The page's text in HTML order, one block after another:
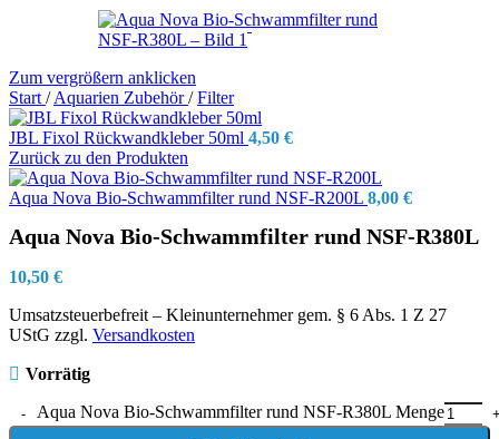
Zum vergrößern anklicken
Start / Aquarien Zubehör/ Filter
JBL Fixol Rückwandkleber 50ml 4,50 €
Zurück zu den Produkten
Aqua Nova Bio-Schwammfilter rund NSF-R200L 8,00 €
Aqua Nova Bio-Schwammfilter rund NSF-R380L
10,50 €
Umsatzsteuerbefreit – Kleinunternehmer gem. § 6 Abs. 1 Z 27
UStG zzgl. Versandkosten
Vorrätig
Aqua Nova Bio-Schwammfilter rund NSF-R380L Menge